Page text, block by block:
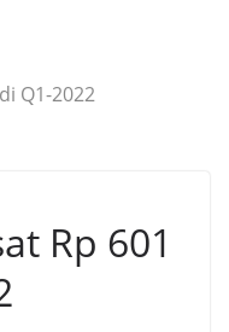
Q1-2022
Rp 601